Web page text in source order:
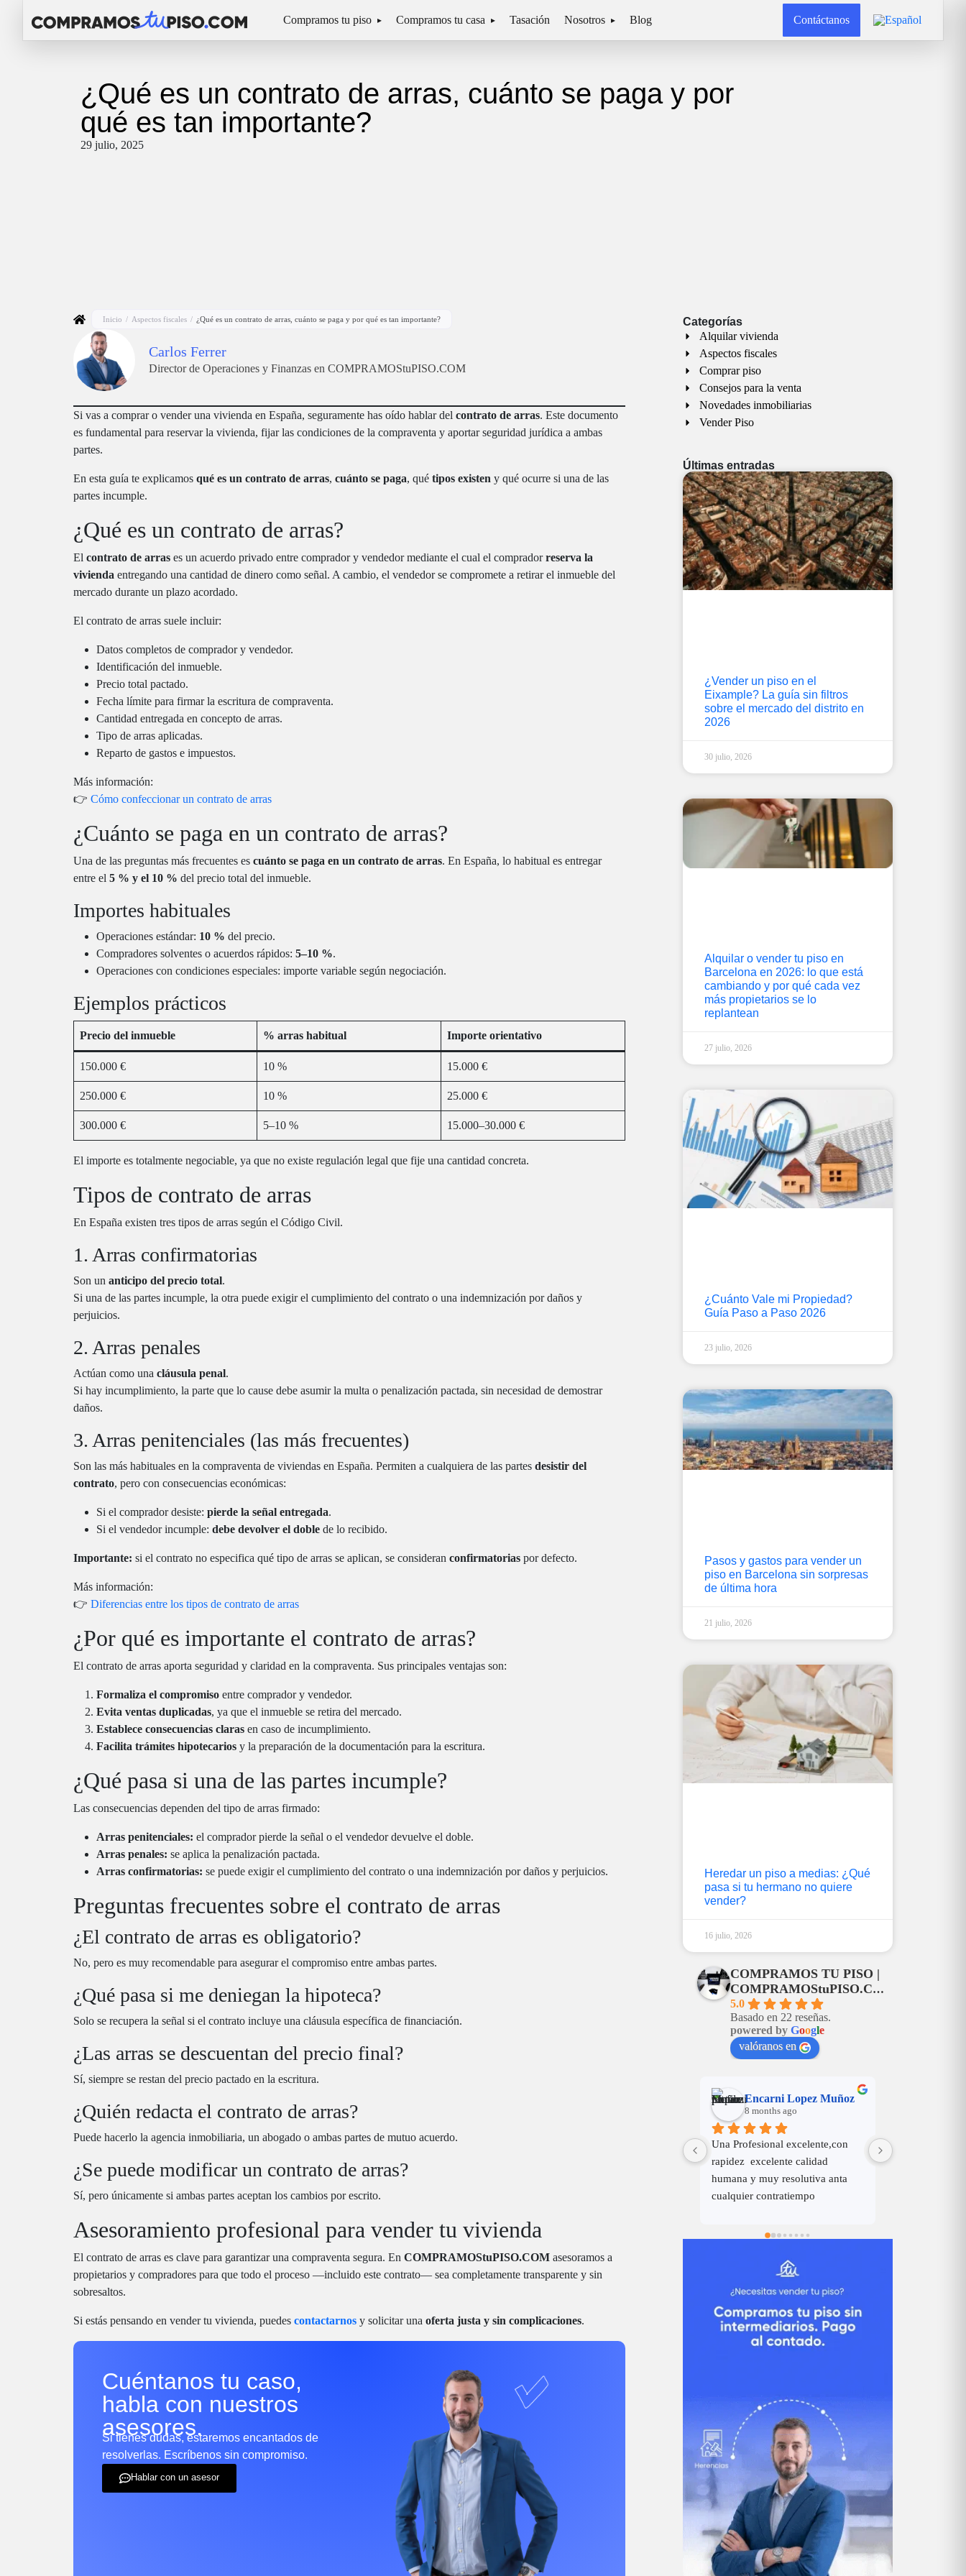
Compramos tu piso Compramos tu casa Tasación Nosotros Blog Contáctanos
¿Qué es un contrato de arras, cuánto se paga y por
qué es tan importante?
29 julio, 2025
Inicio / Aspectos fiscales / ¿Qué es un contrato de arras, cuánto se paga y por qué es tan importante?
Carlos Ferrer
Director de Operaciones y Finanzas en COMPRAMOStuPISO.COM
Si vas a comprar o vender una vivienda en España, seguramente has oído hablar del contrato de arras. Este documento
es fundamental para reservar la vivienda, fijar las condiciones de la compraventa y aportar seguridad jurídica a ambas
partes.
En esta guía te explicamos qué es un contrato de arras, cuánto se paga, qué tipos existen y qué ocurre si una de las
partes incumple.
¿Qué es un contrato de arras?
El contrato de arras es un acuerdo privado entre comprador y vendedor mediante el cual el compradorreserva la
vivienda entregando una cantidad de dinero como señal. A cambio, el vendedor se compromete a retirar el inmueble del
mercado durante un plazo acordado.
El contrato de arras suele incluir:
Datos completos de comprador y vendedor.
Identificación del inmueble.
Precio total pactado.
Fecha límite para firmar la escritura de compraventa.
Cantidad entregada en concepto de arras.
Tipo de arras aplicadas.
Reparto de gastos e impuestos.
Más información:
👉 Cómo confeccionar un contrato de arras
¿Cuánto se paga en un contrato de arras?
Una de las preguntas más frecuentes es cuánto se paga en un contrato de arras. En España, lo habitual es entregar
entre el 5 % y el 10 % del precio total del inmueble.
Importes habituales
Operaciones estándar: 10 % del precio.
Compradores solventes o acuerdos rápidos: 5–10 %.
Operaciones con condiciones especiales: importe variable según negociación.
Ejemplos prácticos
Precio del inmueble % arras habitual Importe orientativo
150.000 € 10 % 15.000 €
250.000 € 10 % 25.000 €
300.000 € 5–10 % 15.000–30.000 €
El importe es totalmente negociable, ya que no existe regulación legal que fije una cantidad concreta.
Tipos de contrato de arras
En España existen tres tipos de arras según el Código Civil.
1. Arras confirmatorias
Son un anticipo del precio total.
Si una de las partes incumple, la otra puede exigir el cumplimiento del contrato o una indemnización por daños y
perjuicios.
2. Arras penales
Actúan como una cláusula penal.
Si hay incumplimiento, la parte que lo cause debe asumir la multa o penalización pactada, sin necesidad de demostrar
daños.
3. Arras penitenciales (las más frecuentes)
Son las más habituales en la compraventa de viviendas en España. Permiten a cualquiera de las partes desistir del
contrato, pero con consecuencias económicas:
Si el comprador desiste: pierde la señal entregada.
Si el vendedor incumple: debe devolver el doble de lo recibido.
Importante: si el contrato no especifica qué tipo de arras se aplican, se consideran confirmatorias por defecto.
Más información:
👉 Diferencias entre los tipos de contrato de arras
¿Por qué es importante el contrato de arras?
El contrato de arras aporta seguridad y claridad en la compraventa. Sus principales ventajas son:
Formaliza el compromiso entre comprador y vendedor.
Evita ventas duplicadas, ya que el inmueble se retira del mercado.
Establece consecuencias claras en caso de incumplimiento.
Facilita trámites hipotecarios y la preparación de la documentación para la escritura.
¿Qué pasa si una de las partes incumple?
Las consecuencias dependen del tipo de arras firmado:
Arras penitenciales: el comprador pierde la señal o el vendedor devuelve el doble.
Arras penales: se aplica la penalización pactada.
Arras confirmatorias: se puede exigir el cumplimiento del contrato o una indemnización por daños y perjuicios.
Preguntas frecuentes sobre el contrato de arras
¿El contrato de arras es obligatorio?
No, pero es muy recomendable para asegurar el compromiso entre ambas partes.
¿Qué pasa si me deniegan la hipoteca?
Solo se recupera la señal si el contrato incluye una cláusula específica de financiación.
¿Las arras se descuentan del precio final?
Sí, siempre se restan del precio pactado en la escritura.
¿Quién redacta el contrato de arras?
Puede hacerlo la agencia inmobiliaria, un abogado o ambas partes de mutuo acuerdo.
¿Se puede modificar un contrato de arras?
Sí, pero únicamente si ambas partes aceptan los cambios por escrito.
Asesoramiento profesional para vender tu vivienda
El contrato de arras es clave para garantizar una compraventa segura. En COMPRAMOStuPISO.COM asesoramos a
propietarios y compradores para que todo el proceso —incluido este contrato— sea completamente transparente y sin
sobresaltos.
Si estás pensando en vender tu vivienda, puedes contactarnos y solicitar una oferta justa y sin complicaciones.
Cuéntanos tu caso,
habla con nuestros
asesores.
Si tienes dudas, estaremos encantados de
resolverlas. Escríbenos sin compromiso.
Hablar con un asesor
Categorías
Alquilar vivienda
Aspectos fiscales
Comprar piso
Consejos para la venta
Novedades inmobiliarias
Vender Piso
Últimas entradas
¿Vender un piso en el
Eixample? La guía sin filtros
sobre el mercado del distrito en
2026
30 julio, 2026
Alquilar o vender tu piso en
Barcelona en 2026: lo que está
cambiando y por qué cada vez
más propietarios se lo
replantean
27 julio, 2026
¿Cuánto Vale mi Propiedad?
Guía Paso a Paso 2026
23 julio, 2026
Pasos y gastos para vender un
piso en Barcelona sin sorpresas
de última hora
21 julio, 2026
Heredar un piso a medias: ¿Qué
pasa si tu hermano no quiere
vender?
16 julio, 2026
COMPRAMOS TU PISO |
COMPRAMOStuPISO.COM
5.0
Basado en 22 reseñas.
powered by Google
valóranos en
Rafael Martinez
8 months ago
LAS NEGOCIACIONES
FUERON, DE LO MAS
CORRECTAS